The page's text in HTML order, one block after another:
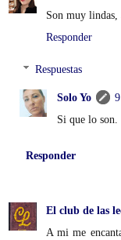
Son muy lindas,
Responder
Respuestas
Solo Yo
Si que lo son.
Responder
El club de las
A mi me